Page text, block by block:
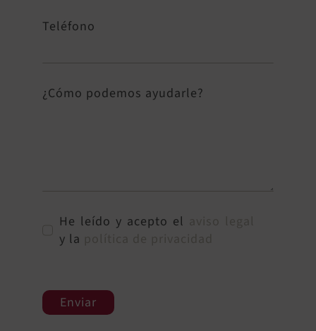
Teléfono
¿Cómo podemos ayudarle?
He leído y acepto el
y la
Enviar